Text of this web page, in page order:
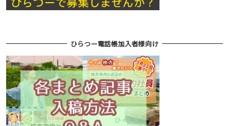
ひらつー電話帳加入者様向け